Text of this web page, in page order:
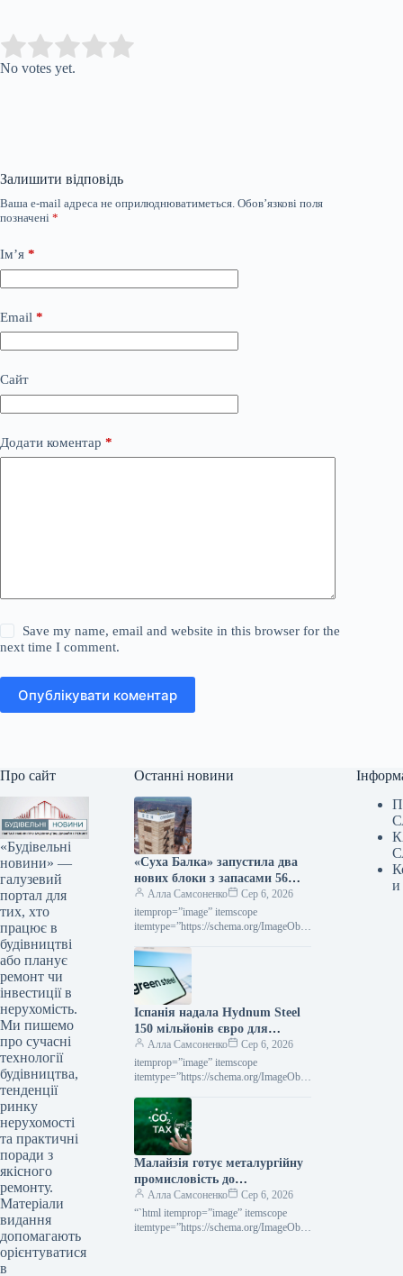
Rate this item:
No votes yet.
Залишити відповідь
Ваша e-mail адреса не оприлюднюватиметься. Обов’язкові поля
позначені *
Ім’я *
Email *
Сайт
Додати коментар *
Save my name, email and website in this browser for the
next time I comment.
Опублікувати коментар
Про сайт
«Будівельні
новини» —
галузевий
портал для
тих, хто
працює в
будівництві
або планує
ремонт чи
інвестиції в
нерухомість.
Ми пишемо
про сучасні
технології
будівництва,
тенденції
ринку
нерухомості
та практичні
поради з
якісного
ремонту.
Матеріали
видання
допомагають
орієнтуватися
в
Останні новини
«Суха Балка» запустила два
нових блоки з запасами 56
тис. тонн руди
Алла Самсоненко
Сер 6, 2026
itemprop=”image” itemscope
itemtype=”https://schema.org/ImageObje
Індустрія Суха Балка Роздрукувати
201 06 Серпня 2026 «Суха Балка»
запустила у роботу…
Іспанія надала Hydnum Steel
150 мільйонів євро для
спорудження підприємства з
виробництва екологічно
чистої сталі
Алла Самсоненко
Сер 6, 2026
itemprop=”image” itemscope
itemtype=”https://schema.org/ImageObje
Green Steel Новини Глобальний ринок
Іспанія Роздрукувати 238 06 Серпня
2026 Іспанія виділила Hydnum…
Малайзія готує металургійну
промисловість до
європейського механізму
вуглецевого коридору
Алла Самсоненко
Сер 6, 2026
“`html itemprop=”image” itemscope
itemtype=”https://schema.org/ImageObje
и